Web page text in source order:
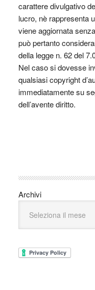
carattere divulgativo
lucro, nè rappresenta
viene aggiornata
può pertanto
della legge n. 62 del
Nel caso si dovesse
qualsiasi copyright
immediatamente su
dell’avente diritto.
Archivi